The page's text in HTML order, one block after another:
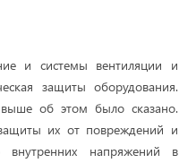
и системы вентиляции и
защиты оборудования.
об этом было сказано.
их от повреждений и
напряжений в